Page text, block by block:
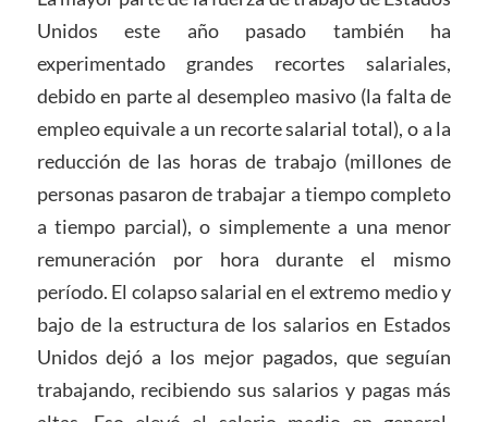
Unidos este año pasado también ha
experimentado grandes recortes salariales,
debido en parte al desempleo masivo (la falta de
empleo equivale a un recorte salarial total), o a la
reducción de las horas de trabajo (millones de
personas pasaron de trabajar a tiempo completo
a tiempo parcial), o simplemente a una menor
remuneración por hora durante el mismo
período. El colapso salarial en el extremo medio y
bajo de la estructura de los salarios en Estados
Unidos dejó a los mejor pagados, que seguían
trabajando, recibiendo sus salarios y pagas más